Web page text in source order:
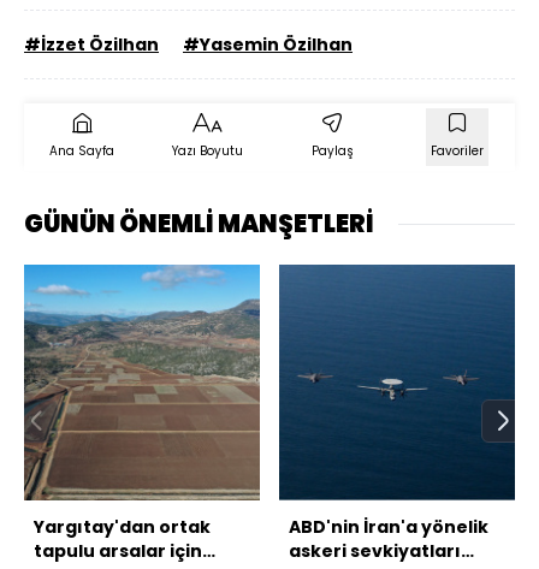
#İzzet Özilhan #Yasemin Özilhan
Ana Sayfa Yazı Boyutu Paylaş Favoriler
GÜNÜN ÖNEMLİ MANŞETLERİ
Yargıtay'dan ortak
tapulu arsalar için
ABD'nin İran'a yönelik
askeri sevkiyatları